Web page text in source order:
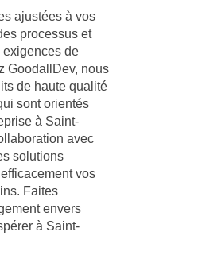
ajustées à vos
processus et
exigences de
GoodallDev, nous
de haute qualité
sont orientés
à Saint-
avec
solutions
vos
Faites
envers
à Saint-